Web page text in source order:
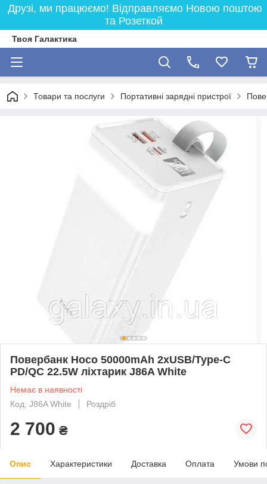
Друзі, ми працюємо! Відправляємо Новою поштою
та Розеткой
Твоя Галактика
Товари та послуги Портативні зарядні пристрої
Повербанк Hoco 50000mAh 2хUSB/Type-C
PD/QC 22.5W ліхтарик J86A White
Немає в наявності
Код: J86A White
Роздріб
2 700 ₴
Опис Характеристики Доставка Оплата Умови